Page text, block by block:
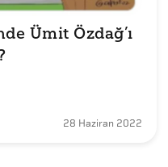
Ümit Özdağ’ı
28 Haziran 2022